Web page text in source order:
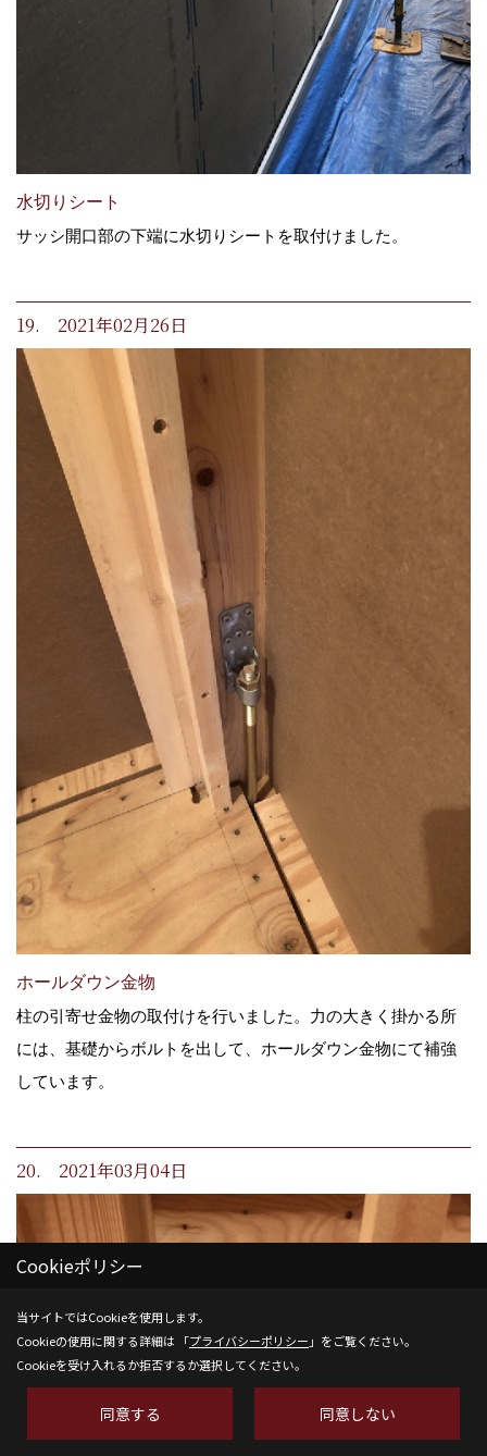
水切りシート
サッシ開口部の下端に水切りシートを取付けました。
19. 2021年02月26日
ホールダウン金物
柱の引寄せ金物の取付けを行いました。力の大きく掛かる所
には、基礎からボルトを出して、ホールダウン金物にて補強
しています。
20. 2021年03月04日
Cookieポリシー
当サイトではCookieを使用します。
Cookieの使用に関する詳細は 「プライバシーポリシー 」をご覧ください。
Cookieを受け入れるか拒否するか選択してください。
同意する 同意しない